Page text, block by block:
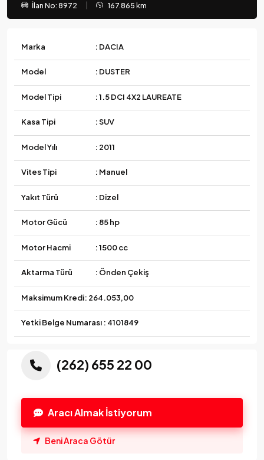
İlan No: 8972 167.865 km
Marka : DACIA
Model : DUSTER
Model Tipi : 1.5 DCI 4X2 LAUREATE
Kasa Tipi : SUV
Model Yılı : 2011
Vites Tipi : Manuel
Yakıt Türü : Dizel
Motor Gücü : 85 hp
Motor Hacmi : 1500 cc
Aktarma Türü : Önden Çekiş
Maksimum Kredi: 264.053,00
Yetki Belge Numarası : 4101849
(262) 655 22 00
Aracı Almak İstiyorum
Beni Araca Götür